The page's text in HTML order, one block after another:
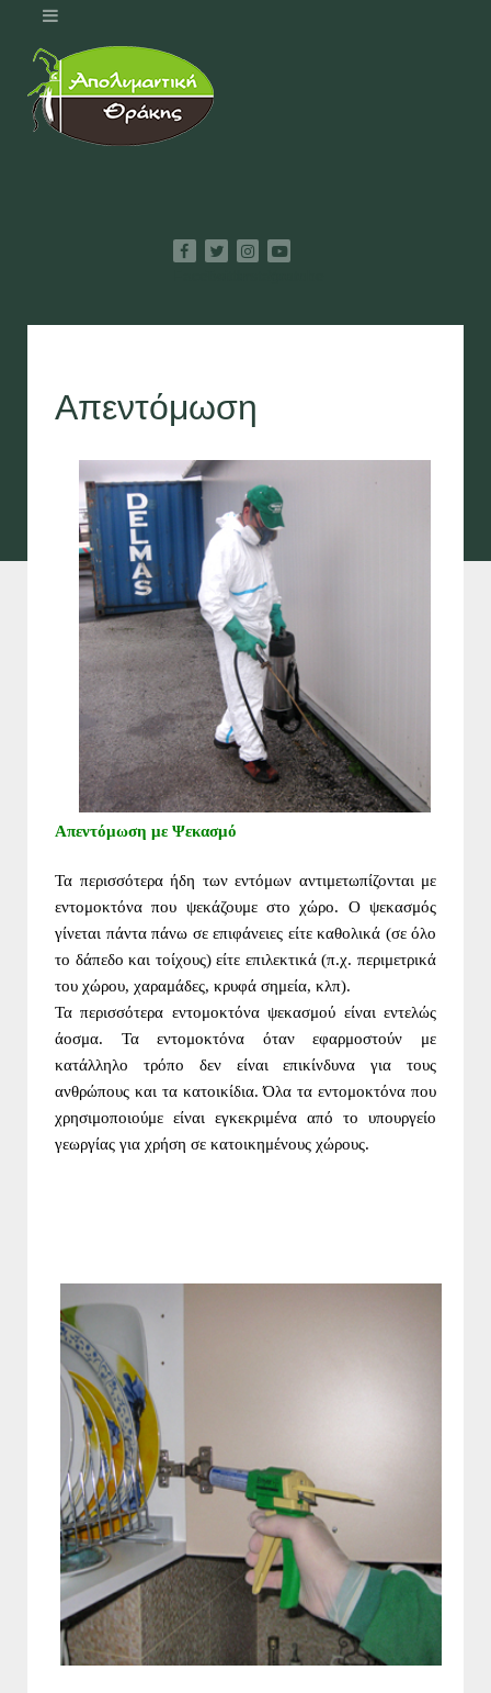
Απεντόμωση
Απεντόμωση με Ψεκασμό
Τα περισσότερα ήδη των εντόμων αντιμετωπίζονται με
εντομοκτόνα που ψεκάζουμε στο χώρο. Ο ψεκασμός
γίνεται πάντα πάνω σε επιφάνειες είτε καθολικά (σε όλο
το δάπεδο και τοίχους) είτε επιλεκτικά (π.χ. περιμετρικά
του χώρου, χαραμάδες, κρυφά σημεία, κλπ).
Τα περισσότερα εντομοκτόνα ψεκασμού είναι εντελώς
άοσμα. Τα εντομοκτόνα όταν εφαρμοστούν με
κατάλληλο τρόπο δεν είναι επικίνδυνα για τους
ανθρώπους και τα κατοικίδια. Όλα τα εντομοκτόνα που
χρησιμοποιούμε είναι εγκεκριμένα από το υπουργείο
γεωργίας για χρήση σε κατοικημένους χώρους.